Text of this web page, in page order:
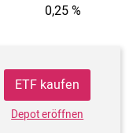
0,25 %
ETF kaufen
Depot eröffnen